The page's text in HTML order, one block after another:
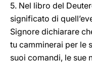
5. Nel libro del
significato di
Signore dichiarare
tu camminerai per le
suoi comandi, le sue